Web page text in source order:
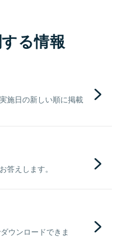
る情報
施日の新しい順に掲載
答えします。
ウンロードできま